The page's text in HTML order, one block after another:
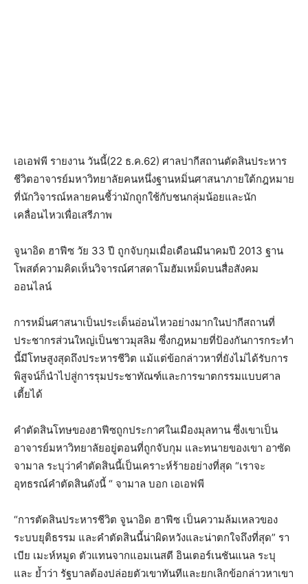
เอเอฟพี รายงาน วันนี้(22 ธ.ค.62) ศาลปากีสถานตัดสินประหาร
ชีวิตอาจารย์มหาวิทยาลัยคนหนึ่งฐานหมิ่นศาสนาภายใต้กฎหมาย
ที่นักวิจารณ์หลายคนชี้ว่ามักถูกใช้กับชนกลุ่มน้อยและนัก
เคลื่อนไหวเพื่อเสรีภาพ
จูนาอิด ฮาฟีซ วัย 33 ปี ถูกจับกุมเมื่อเดือนมีนาคมปี 2013 ฐาน
โพสต์ความคิดเห็นวิจารณ์ศาสดาโมฮัมเหม็ดบนสื่อสังคม
ออนไลน์
การหมิ่นศาสนาเป็นประเด็นอ่อนไหวอย่างมากในปากีสถานที่
ประชากรส่วนใหญ่เป็นชาวมุสลิม ซึ่งกฎหมายที่ป้องกันการกระทำ
นี้มีโทษสูงสุดถึงประหารชีวิต แม้แต่ข้อกล่าวหาที่ยังไม่ได้รับการ
พิสูจน์ก็นำไปสู่การรุมประชาทัณฑ์และการฆาตกรรมแบบศาล
เตี้ยได้
คำตัดสินโทษของฮาฟีซถูกประกาศในเมืองมุลทาน ซึ่งเขาเป็น
อาจารย์มหาวิทยาลัยอยู่ตอนที่ถูกจับกุม และทนายของเขา อาซัด
จามาล ระบุว่าคำตัดสินนี้เป็นเคราะห์ร้ายอย่างที่สุด “เราจะ
อุทธรณ์คำตัดสินดังนี้ “ จามาล บอก เอเอฟพี
“การตัดสินประหารชีวิต จูนาอิด ฮาฟีซ เป็นความล้มเหลวของ
ระบบยุติธรรม และคำตัดสินนี้น่าผิดหวังและน่าตกใจถึงที่สุด” รา
เบีย เมะห์หมูด ตัวแทนจากแอมเนสตี อินเตอร์เนชันแนล ระบุ
และ ย้ำว่า รัฐบาลต้องปล่อยตัวเขาทันทีและยกเลิกข้อกล่าวหาเขา